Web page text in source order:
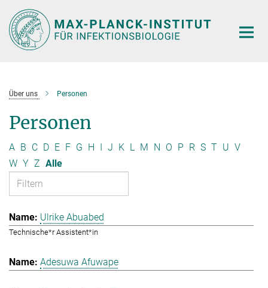
Hauptinhalt
Über uns Personen
Personen
A B C D E F G H I J K L M N O P R S T U V
W Y Z Alle
Ulrike Abuabed
Technische*r Assistent*in
Adesuwa Afuwape